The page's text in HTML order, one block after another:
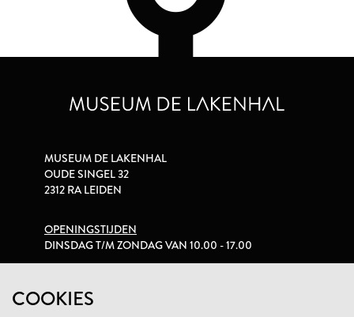
COOKIES
MUSEUM DE LAKENHAL
OUDE SINGEL 32
2312 RA LEIDEN
OPENINGSTIJDEN
DINSDAG T/M ZONDAG VAN 10.00 - 17.00